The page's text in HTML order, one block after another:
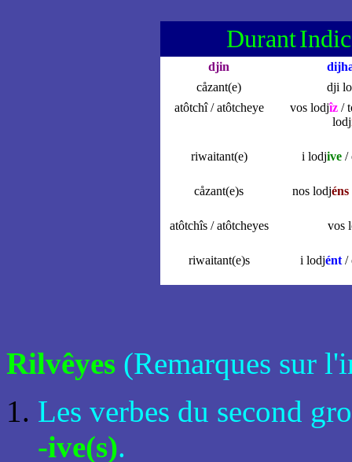
Durant
djin
cåzant(e)
dji
atôtchî / atôtcheye
vos lodjîz /
lodj
riwaitant(e) i lodjive/
cåzant(e)s nos lodjéns
atôtchîs / atôtcheyes vos
riwaitant(e)s i lodjént/
Rilvêyes (Remarques sur
Les verbes du second
-ive(s).